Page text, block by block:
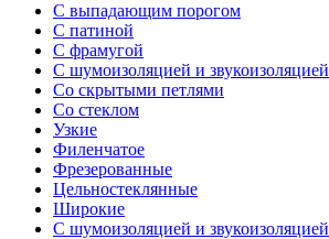
С выпадающим порогом
С патиной
С фрамугой
С шумоизоляцией и звукоизоляцией
Со скрытыми петлями
Со стеклом
Узкие
Филенчатое
Фрезерованные
Цельностеклянные
Широкие
С шумоизоляцией и звукоизоляцией